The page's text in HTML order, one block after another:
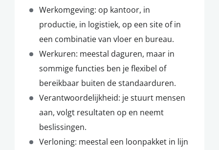
Werkomgeving: op kantoor, in
productie, in logistiek, op een site of in
een combinatie van vloer en bureau.
Werkuren: meestal daguren, maar in
sommige functies ben je flexibel of
bereikbaar buiten de standaarduren.
Verantwoordelijkheid: je stuurt mensen
aan, volgt resultaten op en neemt
beslissingen.
Verloning: meestal een loonpakket in lijn